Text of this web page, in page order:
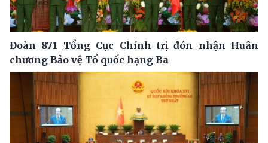
Đoàn 871 Tổng Cục Chính trị đón nhận Huân
chương Bảo vệ Tổ quốc hạng Ba